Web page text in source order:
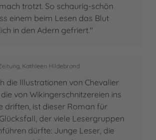
trotzt. So schaurig-schön
einem beim Lesen das Blut
in den Adern gefriert."
Kathleen Hildebrand
die Illustrationen von Chevalier
von Wikingerschnitzereien ins
driften, ist dieser Roman für
der viele Lesergruppen
dürfte: Junge Leser, die